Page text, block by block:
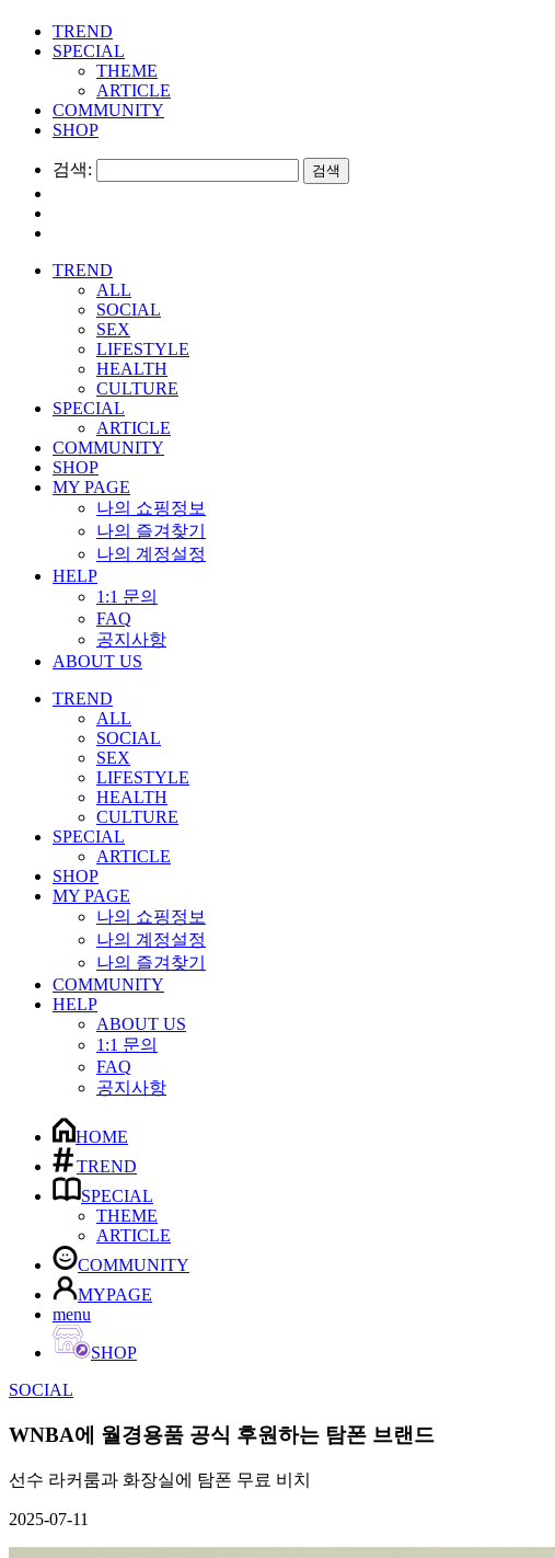
TREND
SPECIAL
THEME
ARTICLE
COMMUNITY
SHOP
검색:
TREND
ALL
SOCIAL
SEX
LIFESTYLE
HEALTH
CULTURE
SPECIAL
ARTICLE
COMMUNITY
SHOP
MY PAGE
나의 쇼핑정보
나의 즐겨찾기
나의 계정설정
HELP
1:1 문의
FAQ
공지사항
ABOUT US
TREND
ALL
SOCIAL
SEX
LIFESTYLE
HEALTH
CULTURE
SPECIAL
ARTICLE
SHOP
MY PAGE
나의 쇼핑정보
나의 계정설정
나의 즐겨찾기
COMMUNITY
HELP
ABOUT US
1:1 문의
FAQ
공지사항
HOME
TREND
SPECIAL
THEME
ARTICLE
COMMUNITY
MYPAGE
menu
SHOP
SOCIAL
WNBA에 월경용품 공식 후원하는 탐폰 브랜드
선수 라커룸과 화장실에 탐폰 무료 비치
2025-07-11